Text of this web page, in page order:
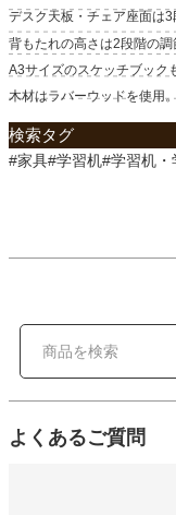
デスク天板・チェア座面は3
背もたれの高さは2段階の調
A3サイズのスケッチブック
木材はラバーウッドを使用
検索タグ
#家具#学習机#学習机・
よくあるご質問